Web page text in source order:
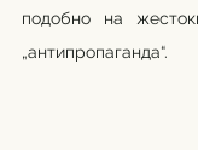
подобно на
„антипропаганда“.